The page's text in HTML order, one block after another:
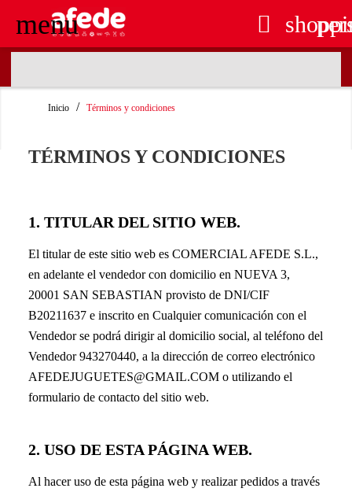
menu 
Inicio Términos y condiciones
TÉRMINOS Y CONDICIONES
1. TITULAR DEL SITIO WEB.
El titular de este sitio web es COMERCIAL AFEDE S.L.,
en adelante el vendedor con domicilio en NUEVA 3,
20001 SAN SEBASTIAN provisto de DNI/CIF
B20211637 e inscrito en Cualquier comunicación con el
Vendedor se podrá dirigir al domicilio social, al teléfono del
Vendedor 943270440, a la dirección de correo electrónico
AFEDEJUGUETES@GMAIL.COM o utilizando el
formulario de contacto del sitio web.
2. USO DE ESTA PÁGINA WEB.
Al hacer uso de esta página web y realizar pedidos a través